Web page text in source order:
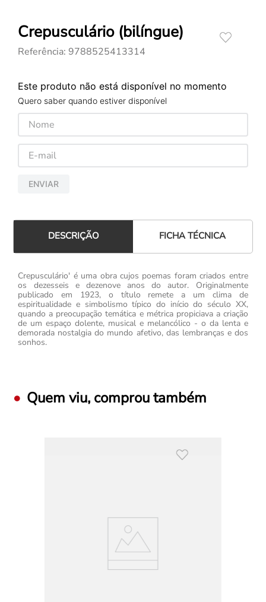
Crepusculário (bilíngue)
Referência: 9788525413314
Este produto não está disponível no momento
Quero saber quando estiver disponível
ENVIAR
DESCRIÇÃO FICHA TÉCNICA
Crepusculário' é uma obra cujos poemas foram criados entre
os dezesseis e dezenove anos do autor. Originalmente
publicado em 1923, o título remete a um clima de
espiritualidade e simbolismo típico do início do século XX,
quando a preocupação temática e métrica propiciava a criação
de um espaço dolente, musical e melancólico - o da lenta e
demorada nostalgia do mundo afetivo, das lembranças e dos
sonhos.
Quem viu, comprou também